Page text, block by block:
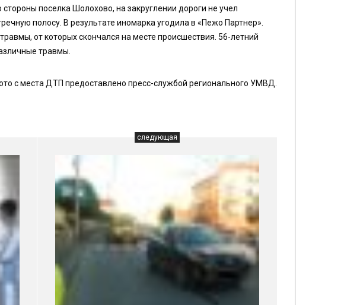
поселка Шолохово, на закруглении дороги не учел
полосу. В результате иномарка угодила в «Пежо Партнер».
от которых скончался на месте происшествия. 56-летний
травмы.
с места ДТП предоставлено пресс-службой регионального УМВД.
следующая